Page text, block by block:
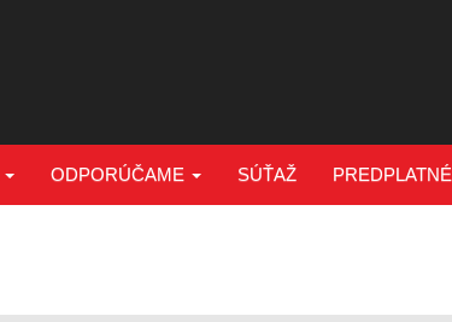
ODPORÚČAME SÚŤAŽ PREDPLATNÉ